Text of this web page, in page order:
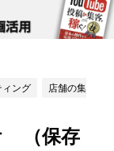
ィング
店舗の集
（保存